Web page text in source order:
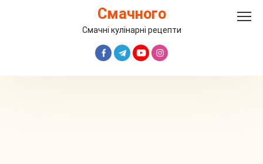
Смачного
Смачні кулінарні рецепти